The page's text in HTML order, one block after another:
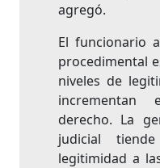
agregó.
El funcionario
procedimental
niveles de
incrementan
derecho. La
judicial
legitimidad a